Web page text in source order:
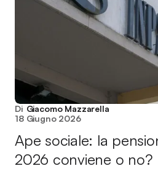
Di Giacomo Mazzarella
18 Giugno 2026
Ape sociale: la
2026 conviene o no?